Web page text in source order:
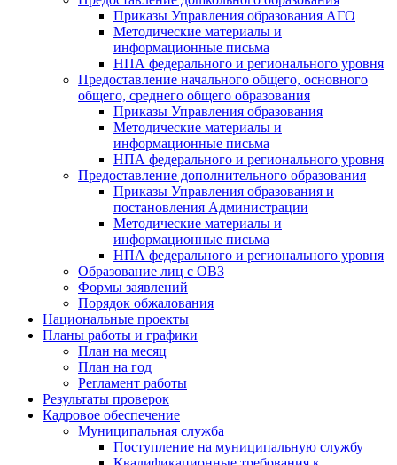
Приказы Управления образования АГО
Методические материалы и
информационные письма
НПА федерального и регионального уровня
Предоставление начального общего, основного
общего, среднего общего образования
Приказы Управления образования
Методические материалы и
информационные письма
НПА федерального и регионального уровня
Предоставление дополнительного образования
Приказы Управления образования и
постановления Администрации
Методические материалы и
информационные письма
НПА федерального и регионального уровня
Образование лиц с ОВЗ
Формы заявлений
Порядок обжалования
Национальные проекты
Планы работы и графики
План на месяц
План на год
Регламент работы
Результаты проверок
Кадровое обеспечение
Муниципальная служба
Поступление на муниципальную службу